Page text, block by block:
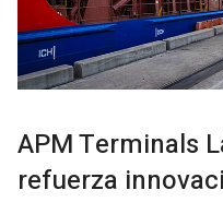
APM Terminals
refuerza